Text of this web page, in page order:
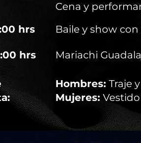
Cena y
hrs
Baile y show con
hrs Mariachi
Hombres: Traje
Mujeres: